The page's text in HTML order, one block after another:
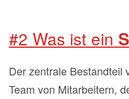
#2 Was ist ein
Der zentrale Bestandteil
Team von Mitarbeitern,